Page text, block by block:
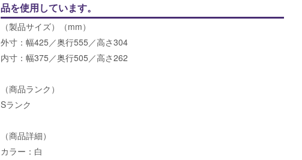
品を使用しています。
（製品サイズ）（mm）
外寸：幅425／奥行555／高さ304
内寸：幅375／奥行505／高さ262
（商品ランク）
Sランク
（商品詳細）
カラー：白